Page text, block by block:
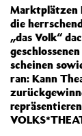
Marktplätzen
die
„das Volk“
scheinen
ran: Kann